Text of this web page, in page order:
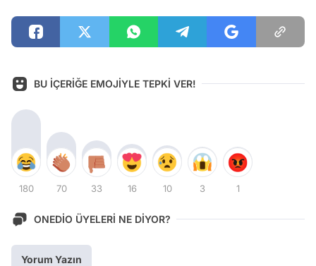
BU İÇERİĞE EMOJİYLE TEPKİ VER!
180 70 33 16 10 3 1
ONEDİO ÜYELERİ NE DİYOR?
Yorum Yazın